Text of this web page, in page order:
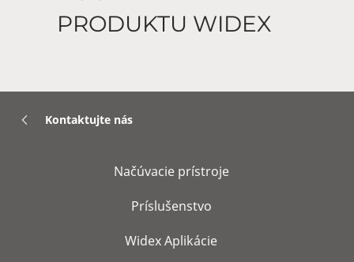
PRODUKTU WIDEX
Kontaktujte nás
Načúvacie prístroje
Príslušenstvo
Widex Aplikácie